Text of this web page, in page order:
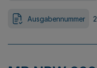
Ausgabennummer